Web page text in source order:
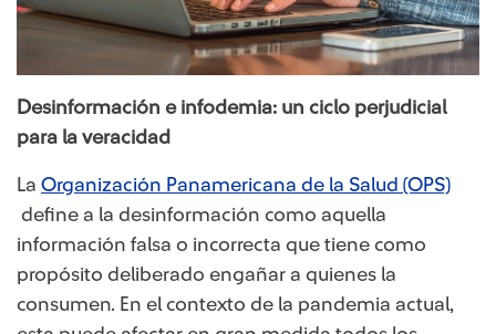
Desinformación e infodemia: un ciclo perjudicial
para la veracidad
La Organización Panamericana de la Salud (OPS)​
define a la desinformación como aquella
información falsa o incorrecta que tiene como
propósito deliberado engañar a quienes la
consumen. En el contexto de la pandemia actual,